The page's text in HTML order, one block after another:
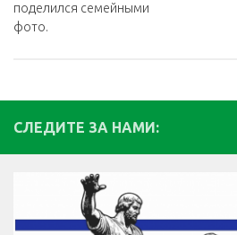
поделился семейными
фото.
СЛЕДИТЕ ЗА НАМИ: